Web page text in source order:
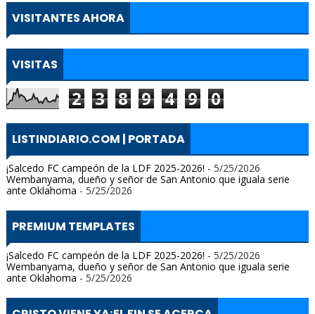
VISITANTES AHORA
VISITAS
2 3 8 9 4 9 0
LISTINDIARIO.COM | PORTADA
¡Salcedo FC campeón de la LDF 2025-2026! - 5/25/2026
Wembanyama, dueño y señor de San Antonio que iguala serie
ante Oklahoma - 5/25/2026
PREMIUM TEMPLATES
¡Salcedo FC campeón de la LDF 2025-2026! - 5/25/2026
Wembanyama, dueño y señor de San Antonio que iguala serie
ante Oklahoma - 5/25/2026